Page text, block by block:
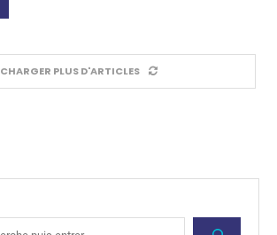
CHARGER PLUS D'ARTICLES